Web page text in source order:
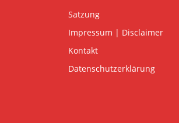
Satzung
Impressum | Disclaimer
Kontakt
Datenschutzerklärung